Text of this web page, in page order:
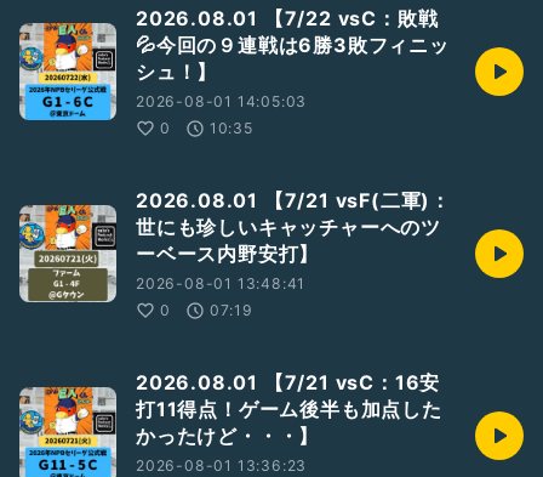
2026.08.01 【7/22 vsC：敗戦
💦今回の９連戦は6勝3敗フィニッ
シュ！】
2026-08-01 14:05:03
0
10:35
2026.08.01 【7/21 vsF(二軍)：
世にも珍しいキャッチャーへのツ
ーベース内野安打】
2026-08-01 13:48:41
0
07:19
2026.08.01 【7/21 vsC：16安
打11得点！ゲーム後半も加点した
かったけど・・・】
2026-08-01 13:36:23